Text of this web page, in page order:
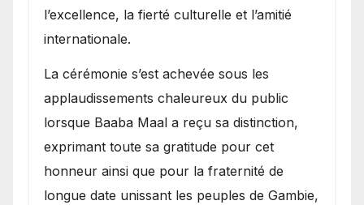
l’excellence, la fierté culturelle et l’amitié
internationale.
​La cérémonie s’est achevée sous les
applaudissements chaleureux du public
lorsque Baaba Maal a reçu sa distinction,
exprimant toute sa gratitude pour cet
honneur ainsi que pour la fraternité de
longue date unissant les peuples de Gambie,